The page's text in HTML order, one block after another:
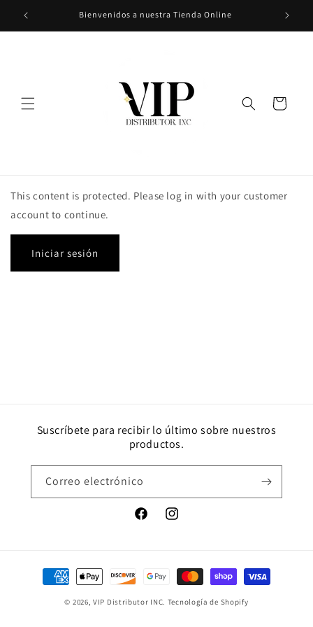
directamente
al contenido
Bienvenidos a nuestra Tienda Online
Carrito
This content is protected. Please log in with your customer
account to continue.
Iniciar sesión
Suscríbete para recibir lo último sobre nuestros
productos.
Correo electrónico
FacebookInstagram
Formas
de
© 2026,VIP Distributor INC. Tecnología de Shopify